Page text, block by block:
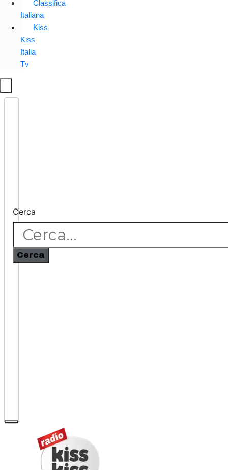
Classifica
Italiana
Kiss
Kiss
Italia
Tv
Cerca
Cerca